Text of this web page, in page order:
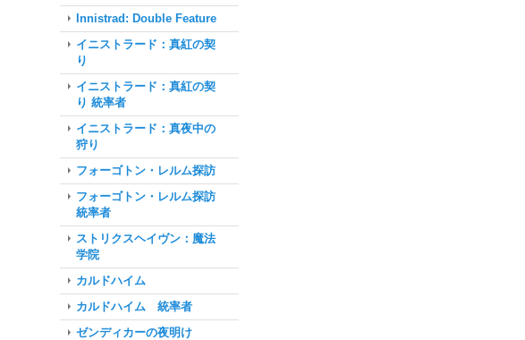
Innistrad: Double Feature
イニストラード：真紅の契
り
イニストラード：真紅の契
り 統率者
イニストラード：真夜中の
狩り
フォーゴトン・レルム探訪
フォーゴトン・レルム探訪
統率者
ストリクスヘイヴン：魔法
学院
カルドハイム
カルドハイム 統率者
ゼンディカーの夜明け